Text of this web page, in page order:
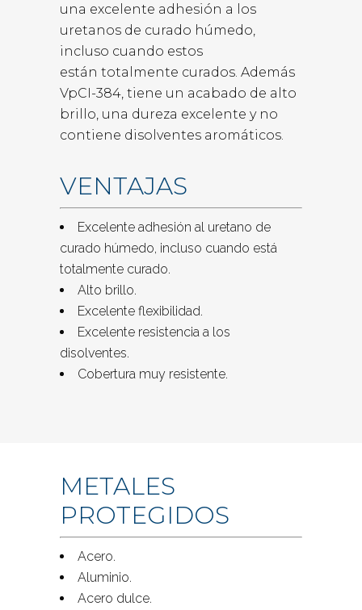
una excelente adhesión a los
uretanos de curado húmedo,
incluso cuando estos
están totalmente curados. Además
VpCI-384, tiene un acabado de alto
brillo, una dureza excelente y no
contiene disolventes aromáticos.
VENTAJAS
Excelente adhesión al uretano de
curado húmedo, incluso cuando está
totalmente curado.
Alto brillo.
Excelente flexibilidad.
Excelente resistencia a los
disolventes.
Cobertura muy resistente.
METALES
PROTEGIDOS
Acero.
Aluminio.
Acero dulce.